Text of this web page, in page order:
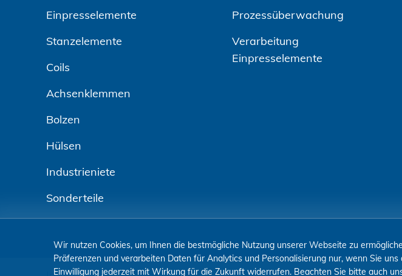
Einpresselemente
Stanzelemente
Coils
Achsenklemmen
Bolzen
Hülsen
Industrieniete
Sonderteile
Prozessüberwachung
Verarbeitung
Einpresselemente
Wir nutzen Cookies, um Ihnen die bestmögliche Nutzung unserer Webseite zu
Präferenzen und verarbeiten Daten für Analytics und Personalisierung nur, wenn Sie
Einwilligung jederzeit mit Wirkung für die Zukunft widerrufen. Beachten Sie bitte auch